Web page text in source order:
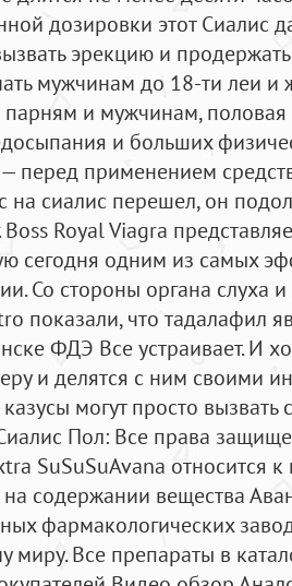
дозировки этот Сиалис
эрекцию и
мужчинам до 18-ти леи и
и мужчинам, половая
и больших
перед применением
на сиалис перешел, он
Royal Viagra
сегодня одним из самых
Со стороны органа слуха
показали, что тадалафил
ФДЭ Все устраивает. И
и делятся с ним своими
могут просто вызвать
Пол: Все права
SuSuSuAvana относится
содержании вещества
фармакологических
миру. Все препараты в